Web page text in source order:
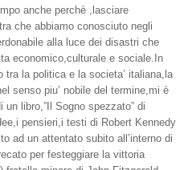
anche perchè ,lasciare
che abbiamo conosciuto negli
alla luce dei disastri che
economico,culturale e sociale.In
la politica e la societa’ italiana,la
senso piu’ nobile del termine,mi è
un libro,”Il Sogno spezzato” di
pensieri,i testi di Robert Kennedy
ad un attentato subito all’interno di
per festeggiare la vittoria